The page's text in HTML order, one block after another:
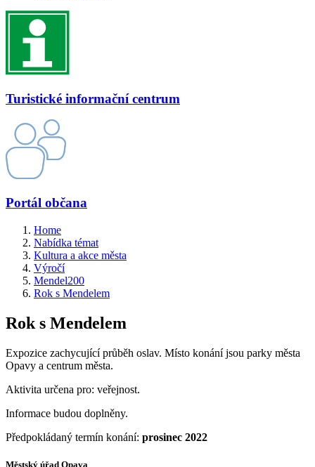
Turistické informační centrum
Portál občana
Home
Nabídka témat
Kultura a akce města
Výročí
Mendel200
Rok s Mendelem
Rok s Mendelem
Expozice zachycující průběh oslav. Místo konání jsou parky města
Opavy a centrum města.
Aktivita určena pro: veřejnost.
Informace budou doplněny.
Předpokládaný termín konání: prosinec 2022
Městský úřad Opava